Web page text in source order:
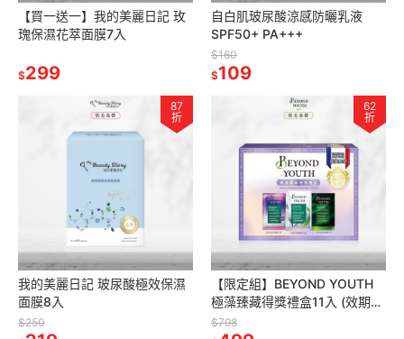
【買一送一】我的美麗日記 玫
瑰保濕花萃面膜7入
$299
自白肌玻尿酸涼感防曬乳液
SPF50+ PA+++
$160
$109
87
折
我的美麗日記 玻尿酸極效保濕
面膜8入
$250
62
折
【限定組】BEYOND YOUTH
極藻臻藏得獎禮盒11入 (效期：
2027/03/01)
$798